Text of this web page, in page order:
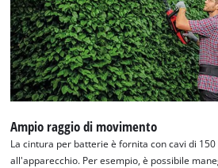
Ampio raggio di movimento
La cintura per batterie è fornita con cavi di
all'apparecchio. Per esempio, è possibile